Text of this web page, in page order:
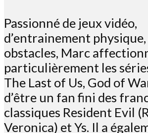
Passionné de jeux vidéo,
d’entrainement physique,
obstacles, Marc
particulièrement les
The Last of Us, God of
d’être un fan fini des
classiques Resident Evil
Veronica) et Ys. Il a